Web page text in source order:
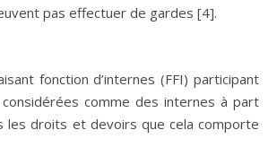
pas effectuer de gardes [4].
fonction d’internes (FFI) participant
comme des internes à part
les droits et devoirs que cela comporte